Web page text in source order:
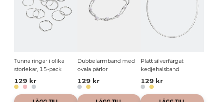
Tunna ringar i olika
storlekar, 15-pack
129 kr
Dubbelarmband med
ovala pärlor
129 kr
Platt silverfärgat
kedjehalsband
129 kr